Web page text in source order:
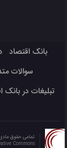
بانک اقتصاد
سوالات
تبلیغات در بانک
تمامی حقوق
Commons